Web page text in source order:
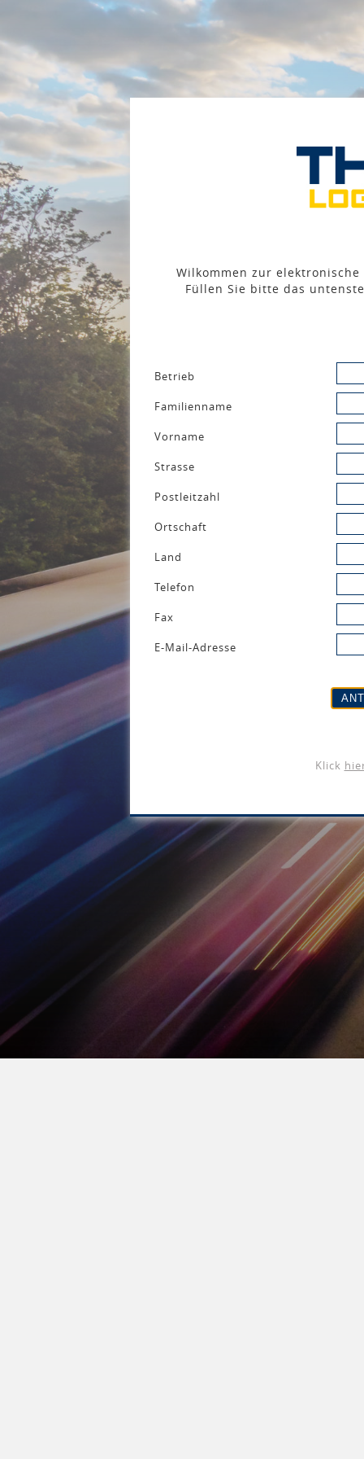
Wilkommen zur
Füllen Sie bitte das
Betrieb
Familienname
Vorname
Strasse
Postleitzahl
Ortschaft
Land
Telefon
Fax
E-Mail-Adresse
Klick